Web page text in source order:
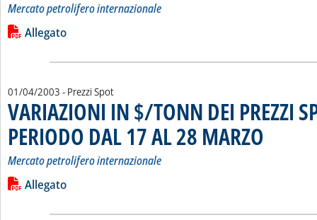
Mercato petrolifero internazionale
Leggi tutta la notizia: 'VARIAZIONI IN $/TONN DEI PREZZI
Lista allegati PDF alla notizia
Allegato
01/04/2003 - Prezzi Spot
VARIAZIONI IN $/TONN DEI PREZZI
PERIODO DAL 17 AL 28 MARZO
Mercato petrolifero internazionale
Leggi tutta la notizia: 'VARIAZIONI IN $/TONN DEI PREZZI
Lista allegati PDF alla notizia
Allegato